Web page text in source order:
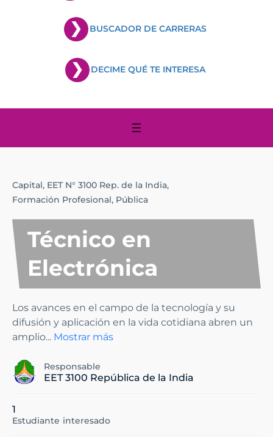
BUSCADOR DE CARRERAS
DECIME QUÉ TE INTERESA
Capital, EET N° 3100 Rep. de la India,
Formación Profesional, Pública
Técnico en
Electrónica
Los avances en el campo de la tecnología y su
difusión y aplicación en la vida cotidiana abren un
amplio... Mostrar más
Responsable
EET 3100 República de la India
1
Estudiante interesado